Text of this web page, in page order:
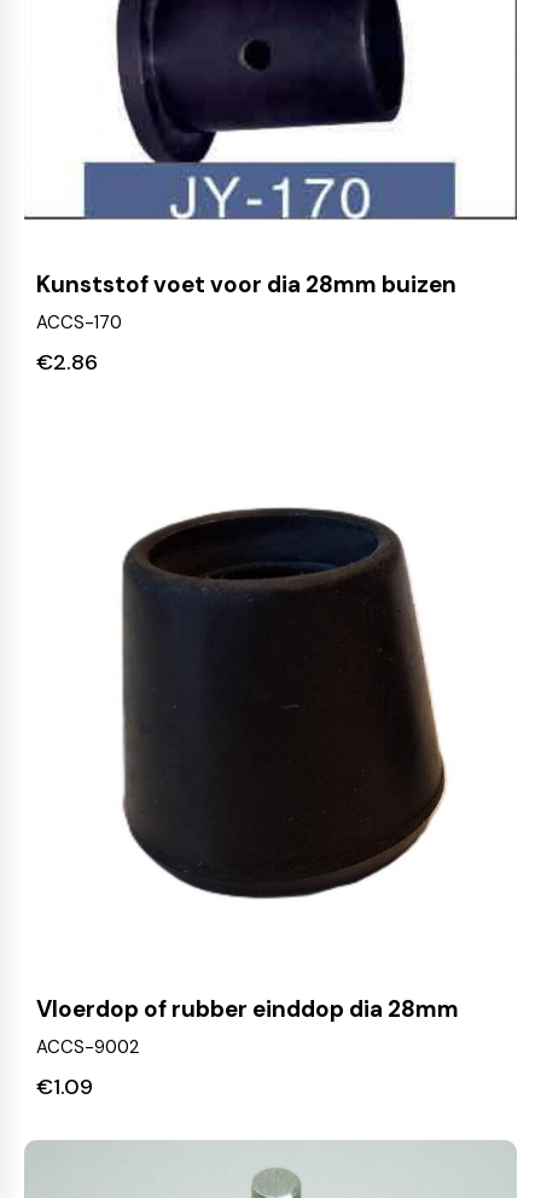
Kunststof voet voor dia 28mm buizen
ACCS-170
€2.86
Vloerdop of rubber einddop dia 28mm
ACCS-9002
€1.09